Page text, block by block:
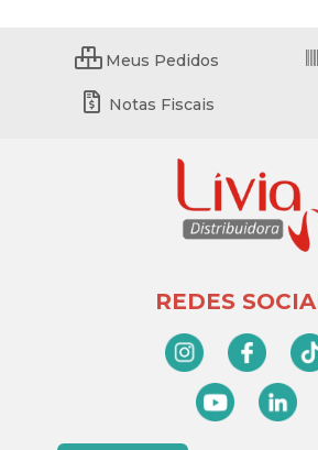
Meus Pedidos
Notas Fiscais
REDES